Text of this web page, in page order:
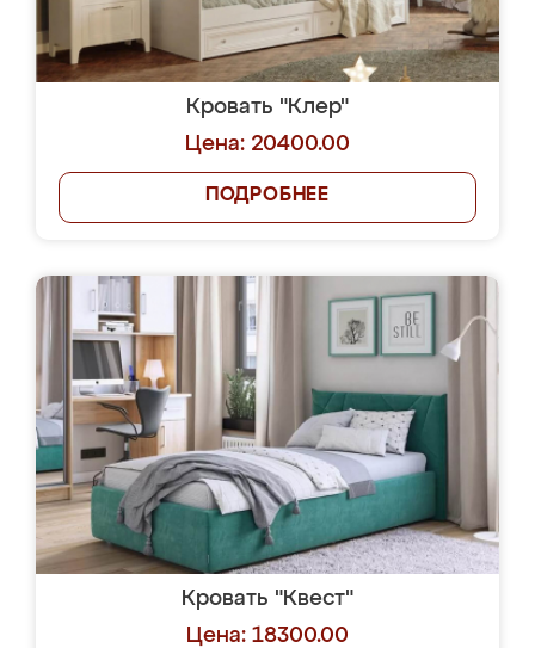
Кровать "Клер"
Цена: 20400.00
ПОДРОБНЕЕ
Кровать "Квест"
Цена: 18300.00